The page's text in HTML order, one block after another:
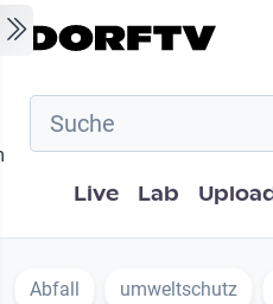
Skip to main content
Hauptnavigation
Live Lab
Abfall umweltschutz